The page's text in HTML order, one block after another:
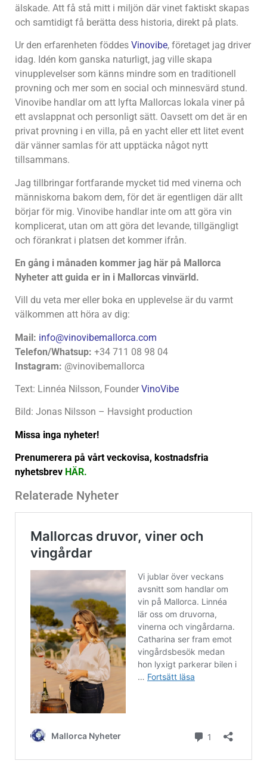
älskade. Att få stå mitt i miljön där vinet faktiskt skapas
och samtidigt få berätta dess historia, direkt på plats.
Ur den erfarenheten föddes Vinovibe, företaget jag driver
idag. Idén kom ganska naturligt, jag ville skapa
vinupplevelser som känns mindre som en traditionell
provning och mer som en social och minnesvärd stund.
Vinovibe handlar om att lyfta Mallorcas lokala viner på
ett avslappnat och personligt sätt. Oavsett om det är en
privat provning i en villa, på en yacht eller ett litet event
där vänner samlas för att upptäcka något nytt
tillsammans.
Jag tillbringar fortfarande mycket tid med vinerna och
människorna bakom dem, för det är egentligen där allt
börjar för mig. Vinovibe handlar inte om att göra vin
komplicerat, utan om att göra det levande, tillgängligt
och förankrat i platsen det kommer ifrån.
En gång i månaden kommer jag här på Mallorca
Nyheter att guida er in i Mallorcas vinvärld.
Vill du veta mer eller boka en upplevelse är du varmt
välkommen att höra av dig:
Mail: info@vinovibemallorca.com
Telefon/Whatsup: +34 711 08 98 04
Instagram: @vinovibemallorca
Text: Linnéa Nilsson, Founder VinoVibe
Bild: Jonas Nilsson – Havsight production
Missa inga nyheter!
Prenumerera på vårt veckovisa, kostnadsfria
nyhetsbrev HÄR.
Relaterade Nyheter